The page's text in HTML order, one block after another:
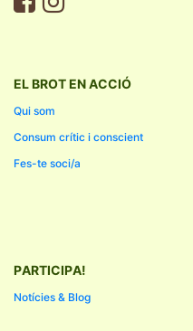
EL BROT EN ACCIÓ
Qui som
Consum crític i conscient
Fes-te soci/a
PARTICIPA!
Notícies & Blog